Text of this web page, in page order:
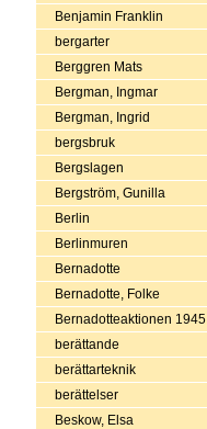
Benjamin Franklin
bergarter
Berggren Mats
Bergman, Ingmar
Bergman, Ingrid
bergsbruk
Bergslagen
Bergström, Gunilla
Berlin
Berlinmuren
Bernadotte
Bernadotte, Folke
Bernadotteaktionen 1945
berättande
berättarteknik
berättelser
Beskow, Elsa